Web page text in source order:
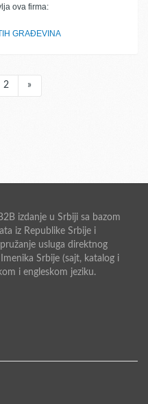
ova firma:
GRAĐEVINA
2 »
izdanje u Srbiji sa bazom
iz Republike Srbije i
usluga direktnog
Srbije (sajt, katalog i
i engleskom jeziku.